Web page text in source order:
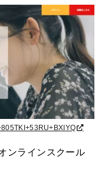
ンラインスクール